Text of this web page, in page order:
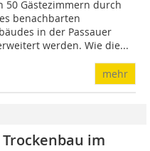
50 Gästezimmern durch
benachbarten
in der Passauer
werden. Wie die...
mehr
im